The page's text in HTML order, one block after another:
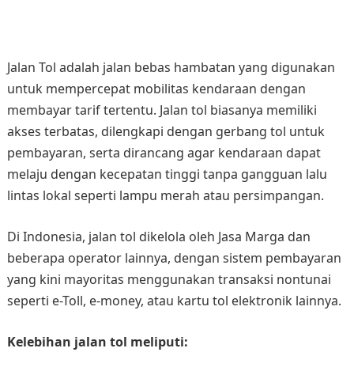
Jalan Tol adalah jalan bebas hambatan yang digunakan
untuk mempercepat mobilitas kendaraan dengan
membayar tarif tertentu. Jalan tol biasanya memiliki
akses terbatas, dilengkapi dengan gerbang tol untuk
pembayaran, serta dirancang agar kendaraan dapat
melaju dengan kecepatan tinggi tanpa gangguan lalu
lintas lokal seperti lampu merah atau persimpangan.
Di Indonesia, jalan tol dikelola oleh Jasa Marga dan
beberapa operator lainnya, dengan sistem pembayaran
yang kini mayoritas menggunakan transaksi nontunai
seperti e-Toll, e-money, atau kartu tol elektronik lainnya.
Kelebihan jalan tol meliputi: